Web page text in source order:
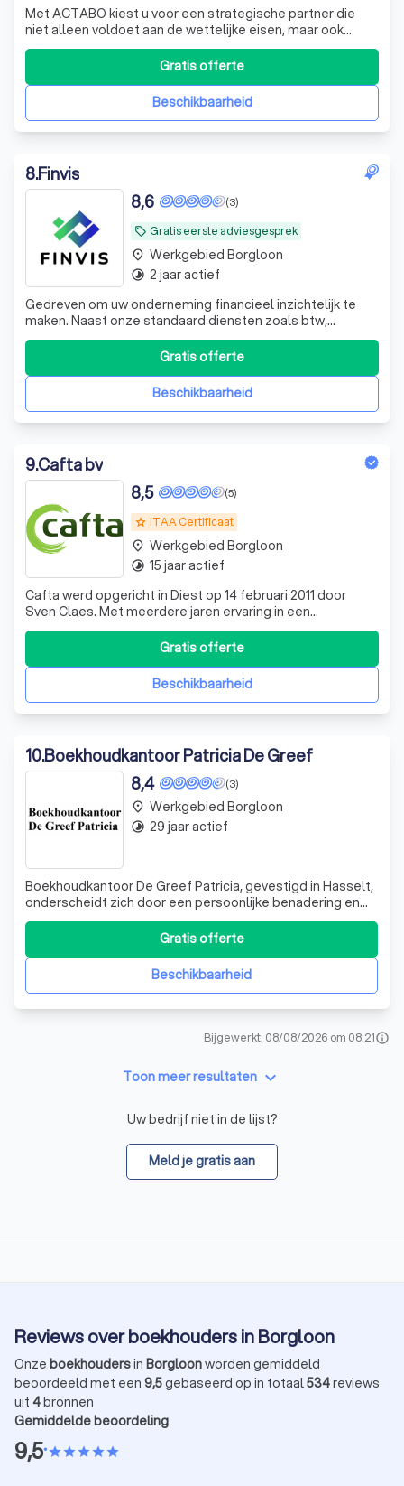
Met ACTABO kiest u voor een strategische partner die
niet alleen voldoet aan de wettelijke eisen, maar ook
meedenkt met uw bedrijf en proactief adviezen geeft die
bijdragen aan uw succes.
Beschikbaarheid
Gratis offerte
8.Finvis
local_offer Gratis eerste adviesgesprek
(3)
8,6
Gedreven om uw onderneming financieel inzichtelijk te
maken. Naast onze standaard diensten zoals btw,
belastingsaangiften en boekhouding bieden wij nog veel
meer aan. Neem contact en laat ons even kennismaken!
Beschikbaarheid
Gratis offerte
place Werkgebied Borgloon
timelapse 2 jaar actief
9.Cafta bv
grade ITAA Certificaat
(5)
8,5
Cafta werd opgericht in Diest op 14 februari 2011 door
Sven Claes. Met meerdere jaren ervaring in een
accountantskantoor en in een internationale KMO, werd
de tijd rijp om op eigen benen te staan. Cafta bv is
vandaag een jong en dynamische kantoor dat voornamelijk
klanten heeft in Vlaams-Brabant, A
Beschikbaarheid
Gratis offerte
place Werkgebied Borgloon
timelapse 15 jaar actief
10.Boekhoudkantoor Patricia De Greef
(3)
8,4
Boekhoudkantoor De Greef Patricia, gevestigd in Hasselt,
onderscheidt zich door een persoonlijke benadering en
maximale fiscale ondersteuning voor elke klant en elk
dossier. Of u nu een zaak wilt opstarten in bijberoep,
hoofdberoep of een vennootschap wilt oprichten, Patricia
De Greef, erkend boekhoBeschikbaarheid
Gratis offerte
place Werkgebied Borgloon
timelapse 29 jaar actief
Bijgewerkt: 08/08/2026 om 08:21info
Toon meer resultaten keyboard_arrow_down
Uw bedrijf niet in de lijst?
Meld je gratis aan
Reviews over boekhouders in Borgloon
Onze boekhoudersin Borgloonworden gemiddeld
beoordeeld met een 9,5gebaseerd op in totaal534reviews
uit 4bronnen
Gemiddelde beoordeling
9,5•starstarstarstarstar